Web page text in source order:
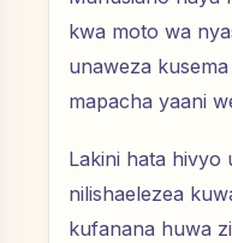
kwa moto wa
unaweza
mapacha yaani
Lakini hata hivyo
nilishaelezea
kufanana huwa